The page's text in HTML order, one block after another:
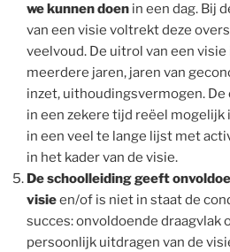
we kunnen doen in een dag. Bij
van een visie voltrekt deze
veelvoud. De uitrol van een
meerdere jaren, jaren van
inzet, uithoudingsvermogen.
in een zekere tijd reëel mogelijk
in een veel te lange lijst met
in het kader van de visie.
De schoolleiding geeft
visieen/of is niet in staat de
succes: onvoldoende draagvlak
persoonlijk uitdragen van de